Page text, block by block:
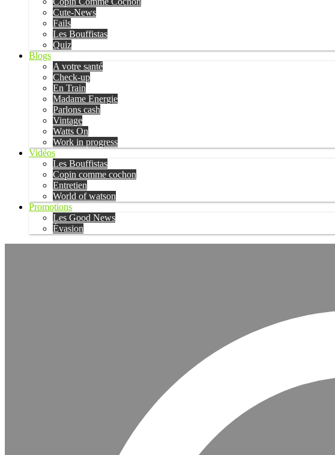
Cute-News
Fails
Les Bouffistas
Quiz
Blogs
A votre santé
Check-up
En Train
Madame Energie
Parlons cash
Vintage
Watts On
Work in progress
Vidéos
Les Bouffistas
Copin comme cochon
Entretien
World of watson
Promotions
Les Good News
Évasion